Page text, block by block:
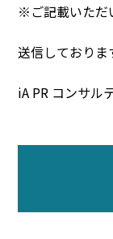
※ご記載いただ
送信しておりま
iA PR コンサル